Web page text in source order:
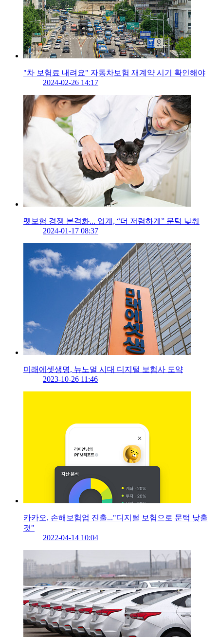
"차 보험료 내려요" 자동차보험 재계약 시기 확인해야
2024-02-26 14:17
펫보험 경쟁 본격화... 업계, “더 저렴하게” 문턱 낮춰
2024-01-17 08:37
미래에셋생명, 뉴노멀 시대 디지털 보험사 도약
2023-10-26 11:46
카카오, 손해보험업 진출..."디지털 보험으로 문턱 낮출
것"
2022-04-14 10:04